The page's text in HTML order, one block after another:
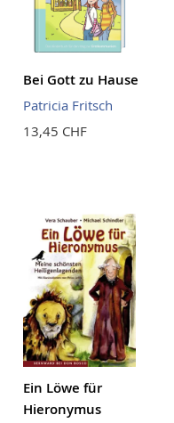
Bei Gott zu Hause
Patricia Fritsch
13,45 CHF
Ein Löwe für
Hieronymus